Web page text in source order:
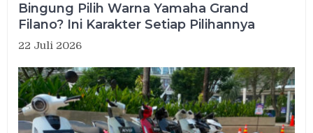
Bingung Pilih Warna Yamaha Grand
Filano? Ini Karakter Setiap Pilihannya
22 Juli 2026